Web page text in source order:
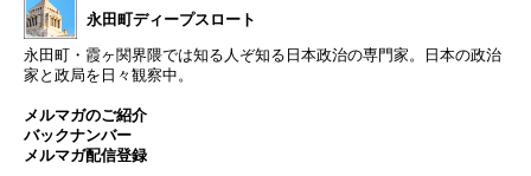
永田町ディープスロート
永田町・霞ヶ関界隈では知る人ぞ知る日本政治の専門家。日本の政治
家と政局を日々観察中。
メルマガのご紹介
バックナンバー
メルマガ配信登録